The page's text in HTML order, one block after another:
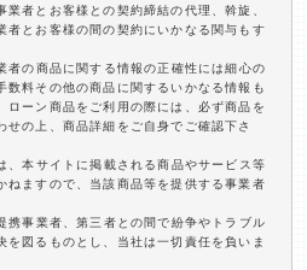
者とお客様との契約締結の代理、斡旋、
者とお客様の間の契約にいかなる関与もす
者の商品に関する情報の正確性には細心の
数料その他の商品に関するいかなる情報も
ローン商品をご利用の際には、必ず商品を
せの上、商品詳細をご自身でご確認下さ
、本サイトに掲載される商品やサービス等
ねますので、当該商品等を提供する事業者
携事業者、第三者との間で紛争やトラブル
を図るものとし、当社は一切責任を負いま